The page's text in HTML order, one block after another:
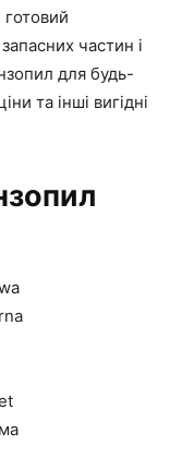
готовий
частин і
для будь-
та інші вигідні